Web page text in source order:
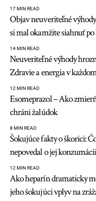
17 MIN READ
Objav neuveriteľné
si mal okamžite siahnuť
14 MIN READ
Neuveriteľné výhody
Zdravie a energia v
12 MIN READ
Esomeprazol – Ako
chráni žalúdok
8 MIN READ
Šokujúce fakty o škorici:
nepovedal o jej
12 MIN READ
Ako heparín dramaticky
jeho šokujúci vplyv na